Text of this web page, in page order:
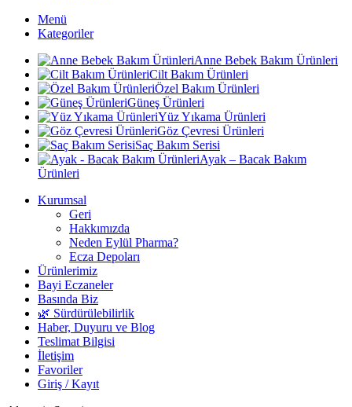
Menü
Kategoriler
Anne Bebek Bakım Ürünleri
Cilt Bakım Ürünleri
Özel Bakım Ürünleri
Güneş Ürünleri
Yüz Yıkama Ürünleri
Göz Çevresi Ürünleri
Saç Bakım Serisi
Ayak – Bacak Bakım
Ürünleri
Kurumsal
Geri
Hakkımızda
Neden Eylül Pharma?
Ecza Depoları
Ürünlerimiz
Bayi Eczaneler
Basında Biz
🌿 Sürdürülebilirlik
Haber, Duyuru ve Blog
Teslimat Bilgisi
İletişim
Favoriler
Giriş / Kayıt